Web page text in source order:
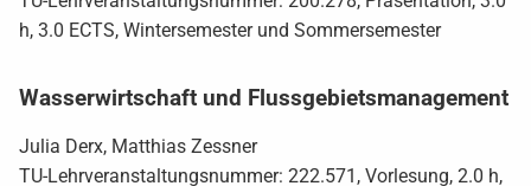
h, 3.0 ECTS, Wintersemester und Sommersemester
Wasserwirtschaft und Flussgebietsmanagement
Julia Derx, Matthias Zessner
TU-Lehrveranstaltungsnummer: 222.571, Vorlesung, 2.0 h,